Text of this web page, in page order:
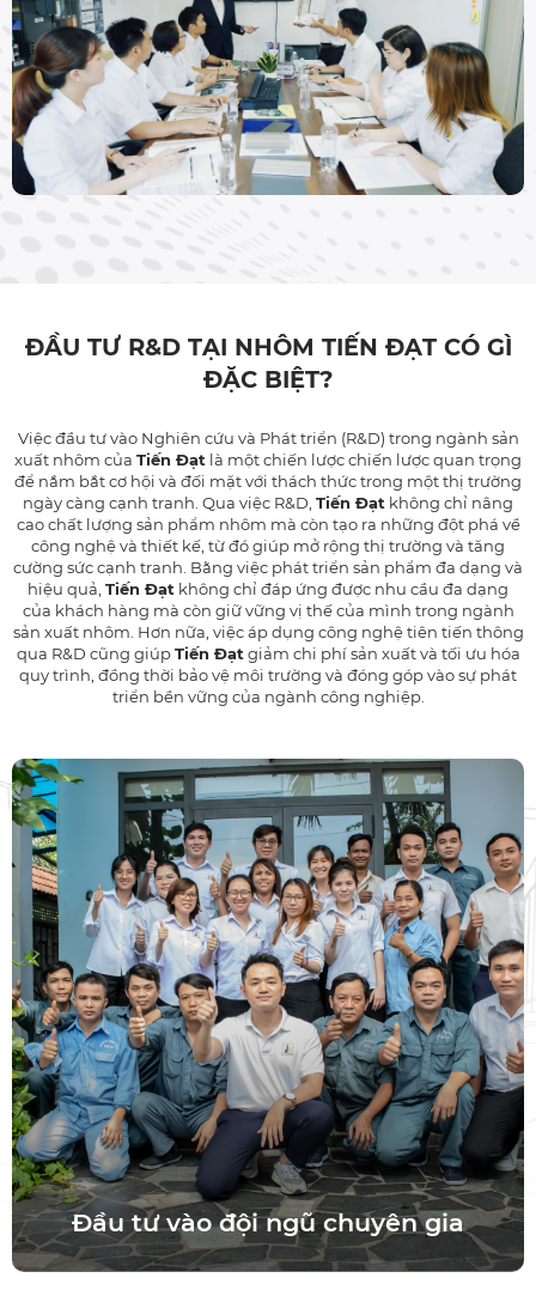
ĐẦU TƯ R&D TẠI NHÔM TIẾN ĐẠT CÓ GÌ
ĐẶC BIỆT?
Việc đầu tư vào Nghiên cứu và Phát triển (R&D) trong ngành sản
xuất nhôm của Tiến Đạt là một chiến lược chiến lược quan trọng
để nắm bắt cơ hội và đối mặt với thách thức trong một thị trường
ngày càng cạnh tranh. Qua việc R&D, Tiến Đạt không chỉ nâng
cao chất lượng sản phẩm nhôm mà còn tạo ra những đột phá về
công nghệ và thiết kế, từ đó giúp mở rộng thị trường và tăng
cường sức cạnh tranh. Bằng việc phát triển sản phẩm đa dạng và
hiệu quả, Tiến Đạt không chỉ đáp ứng được nhu cầu đa dạng
của khách hàng mà còn giữ vững vị thế của mình trong ngành
sản xuất nhôm. Hơn nữa, việc áp dụng công nghệ tiên tiến thông
qua R&D cũng giúpTiến Đạt giảm chi phí sản xuất và tối ưu hóa
quy trình, đồng thời bảo vệ môi trường và đóng góp vào sự phát
triển bền vững của ngành công nghiệp.
Đầu tư vào đội ngũ chuyên gia
Nhôm Tiến Đạt cam kết đầu tư vào việc thu hút và phát
triển đội ngũ chuyên gia có kinh nghiệm và kiến thức
sâu rộng trong lĩnh vực sản xuất nhôm. Bằng việc sở hữu
một đội ngũ R&D chất lượng, công ty có thể nắm bắt
những xu hướng mới nhất và tiến hành các nghiên cứu
sáng tạo để cải tiến sản phẩm và quy trình sản xuất.